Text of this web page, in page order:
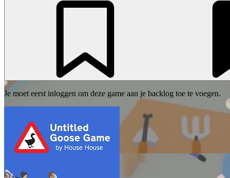
Je moet eerst inloggen om deze game aan je backlog toe te voegen.